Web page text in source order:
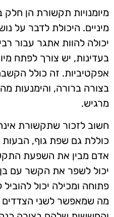
מיומנויות תקשורת הן
מיניים. היכולת לדבר על
יכולה להוות אתגר עבור
בעדינות, יש צורך לפתח
אפקטיביות. זה כולל
בצורה ברורה, והימנעות
מרגיש.
חשוב לזכור שתקשורת
כוללת גם שפת גוף, הבעות
אדם מבין את השפעת
יכול לשפר את הקשר עם
פתוחה ומכילה יכול
מה שמאפשר לשני הצדדים